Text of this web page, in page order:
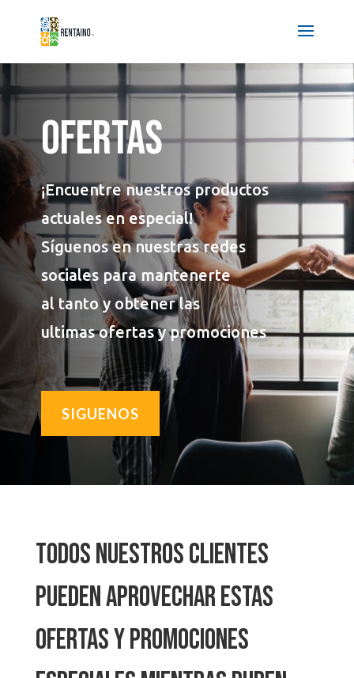
OFERTAS
¡Encuentre nuestros productos
actuales en especial!
Síguenos en nuestras redes
sociales para mantenerte
al tanto y obtener las
ultimasofertas y promociones
SIGUENOS
Todos nuestros clientes
pueden aprovechar estas
ofertas y promociones